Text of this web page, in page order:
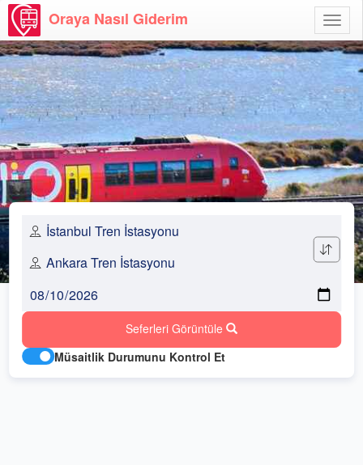
Aç
Oraya Nasıl Giderim
Seferleri Görüntüle
Müsaitlik Durumunu Kontrol Et